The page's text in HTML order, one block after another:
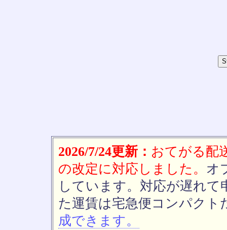
2026/7/24更新： おてがる配
の改定に対応しました。 オ
しています。対応が遅れ
た運賃は宅急便コンパクト
成できます。